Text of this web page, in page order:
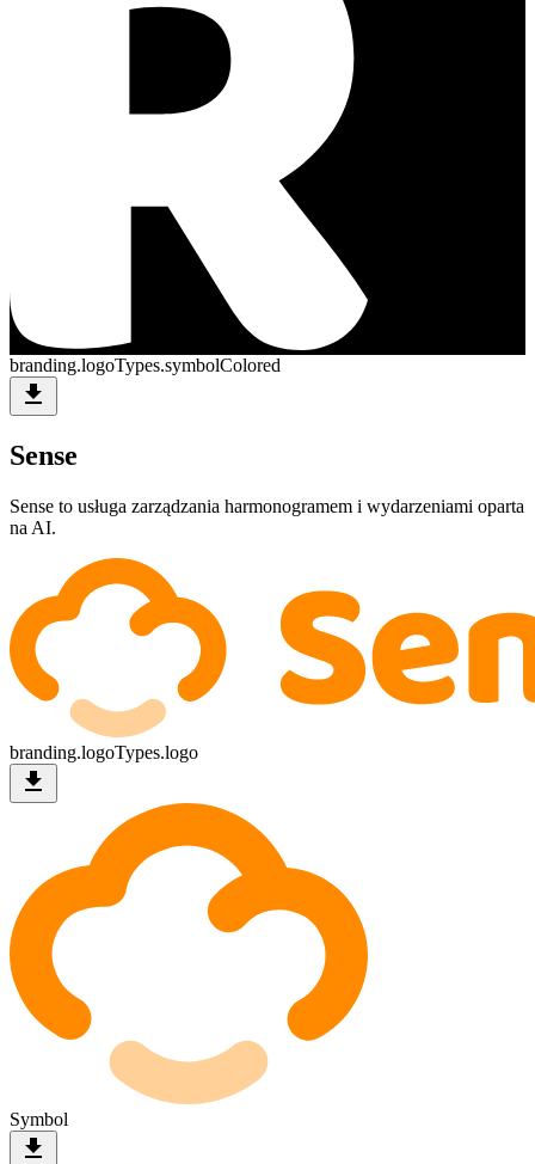
branding.logoTypes.symbolColored
download
Sense
Sense to usługa zarządzania harmonogramem i wydarzeniami oparta
na AI.
branding.logoTypes.logo
download
Symbol
download